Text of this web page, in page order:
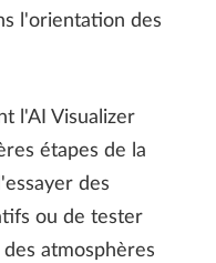
l'orientation des
l'AI Visualizer
étapes de la
des
ou de tester
atmosphères